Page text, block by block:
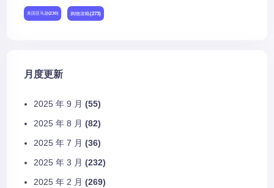
美国亚马逊(230) 购物攻略(273)
月度更新
2025 年 9 月 (55)
2025 年 8 月 (82)
2025 年 7 月 (36)
2025 年 3 月 (232)
2025 年 2 月 (269)